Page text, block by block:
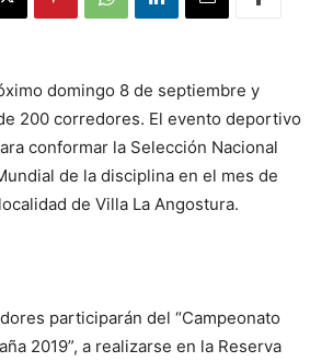
domingo 8 de septiembre y
200 corredores. El evento deportivo
conformar la Selección Nacional
de la disciplina en el mes de
de Villa La Angostura.
participarán del “Campeonato
2019”, a realizarse en la Reserva